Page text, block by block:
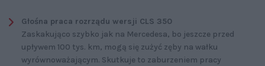
Głośna praca rozrządu wersji CLS 350
Zaskakująco szybko jak na Mercedesa, bo jeszcze przed
upływem 100 tys. km, mogą się zużyć zęby na wałku
wyrównoważającym. Skutkuje to zaburzeniem pracy